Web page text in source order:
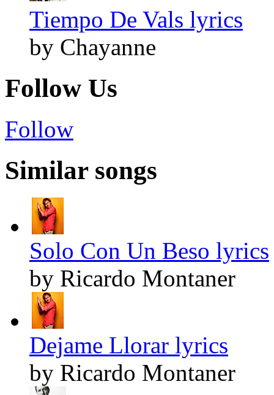
Tiempo De Vals lyrics
by Chayanne
Follow Us
Follow
Similar songs
Solo Con Un Beso lyrics
by Ricardo Montaner
Dejame Llorar lyrics
by Ricardo Montaner